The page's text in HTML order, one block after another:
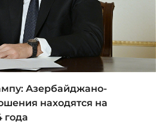
Азербайджано-
находятся на
года